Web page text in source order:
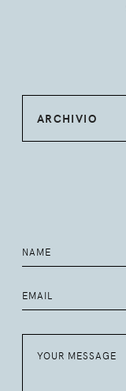
ARCHIVIO